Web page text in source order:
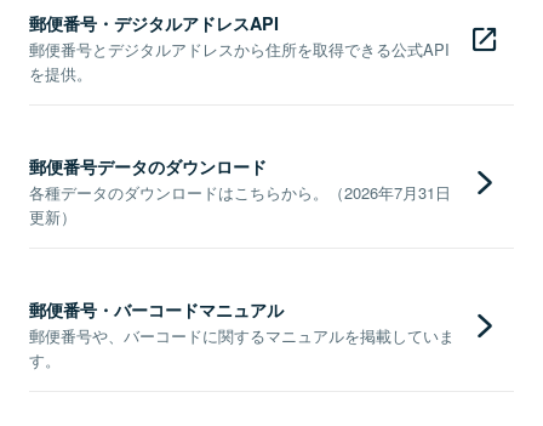
郵便番号・デジタルアドレスAPI
郵便番号とデジタルアドレスから住所を取得できる公式API
を提供。
郵便番号データのダウンロード
各種データのダウンロードはこちらから。（2026年7月31日
更新）
郵便番号・バーコードマニュアル
郵便番号や、バーコードに関するマニュアルを掲載していま
す。